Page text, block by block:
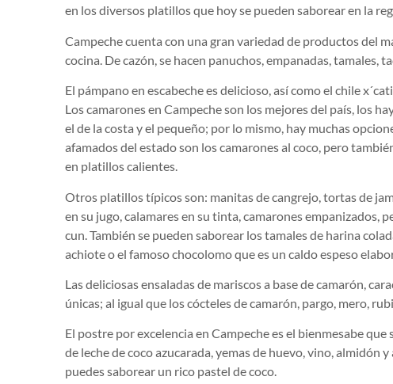
en los diversos platillos que hoy se pueden saborear en la
Campeche cuenta con una gran variedad de productos del
cocina. De cazón, se hacen panuchos, empanadas, tamales,
El pámpano en escabeche es delicioso, así como el chile
Los camarones en Campeche son los mejores del país, los
el de la costa y el pequeño; por lo mismo, hay muchas
afamados del estado son los camarones al coco, pero
en platillos calientes.
Otros platillos típicos son: manitas de cangrejo, tortas de
en su jugo, calamares en su tinta, camarones empanizados,
cun. También se pueden saborear los tamales de harina
achiote o el famoso chocolomo que es un caldo espeso
Las deliciosas ensaladas de mariscos a base de camarón,
únicas; al igual que los cócteles de camarón, pargo, mero,
El postre por excelencia en Campeche es el bienmesabe
de leche de coco azucarada, yemas de huevo, vino, almidón
puedes saborear un rico pastel de coco.